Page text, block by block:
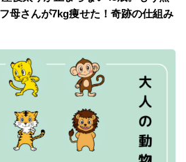
母さんが7kg痩せた！奇跡の仕組み